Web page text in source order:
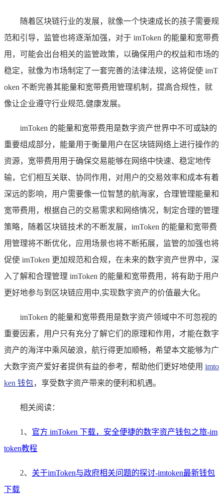
随着区块链行业的发展，就像一个快速成长的孩子需要规
范和引导，监管也将逐渐加强，对于 imToken 的能量和宽带费
用，可能会出台相关的监管政策，以确保用户的权益和市场的
稳定，就像为市场制定了一套完善的法律法规，这将促使 imT
oken 不断完善其能量和宽带费用管理机制，提高合规性，就
像让企业遵守行业规范,健康发展。
imToken 的能量和宽带费用是数字资产世界中不可或缺的
重要组成部分，能量用于衡量用户在区块链网络上进行操作的
资源，宽带费用用于确保交易能够在网络中快速、稳定地传
输，它们相互关联、协同作用，对用户的交易效率和成本有着
深远的影响，用户需要像一位智慧的航海家，合理管理能量和
宽带费用，根据自己的交易需求和网络情况，制定合理的管理
策略，随着区块链技术的不断发展，imToken 的能量和宽带费
用管理将不断优化，应用场景也将不断拓展，监管的加强也将
促使 imToken 更加规范和合规，在未来的数字资产世界中，深
入了解和合理管理 imToken 的能量和宽带费用，将有助于用户
更好地参与到区块链应用中,实现数字资产的价值最大化。
imToken 的能量和宽带费用是数字资产领域中不可忽视的
重要因素，用户只有充分了解它们的原理和作用，才能在数字
资产的海洋中乘风破浪，航行得更加顺畅，希望本文能够为广
大数字资产爱好者提供有益的参考，帮助他们更好地使用 imto
ken 钱包，享受数字资产带来的便利和机遇。
相关阅读：
1、 官方 imToken 下载，安全便捷的数字资产钱包之旅-im
token教程
2、 关于imToken与政府相关问题的探讨-imtoken最新钱包
下载